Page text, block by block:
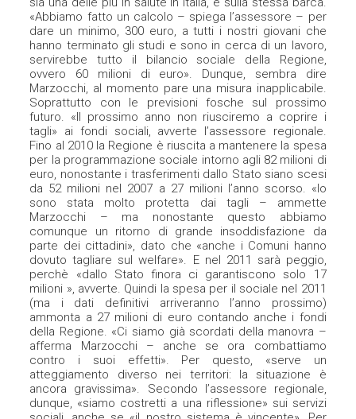
«Abbiamo fatto un calcolo – spiega l’assessore – per
dare un minimo, 300 euro, a tutti i nostri giovani che
hanno terminato gli studi e sono in cerca di un lavoro,
servirebbe tutto il bilancio sociale della Regione,
ovvero 60 milioni di euro». Dunque, sembra dire
Marzocchi, al momento pare una misura inapplicabile.
Soprattutto con le previsioni fosche sul prossimo
futuro. «Il prossimo anno non riusciremo a coprire i
tagli» ai fondi sociali, avverte l’assessore regionale.
Fino al 2010 la Regione è riuscita a mantenere la spesa
per la programmazione sociale intorno agli 82 milioni di
euro, nonostante i trasferimenti dallo Stato siano scesi
da 52 milioni nel 2007 a 27 milioni l’anno scorso. «Io
sono stata molto protetta dai tagli – ammette
Marzocchi – ma nonostante questo abbiamo
comunque un ritorno di grande insoddisfazione da
parte dei cittadini», dato che «anche i Comuni hanno
dovuto tagliare sul welfare». E nel 2011 sarà peggio,
perchè «dallo Stato finora ci garantiscono solo 17
milioni », avverte. Quindi la spesa per il sociale nel 2011
(ma i dati definitivi arriveranno l’anno prossimo)
ammonta a 27 milioni di euro contando anche i fondi
della Regione. «Ci siamo già scordati della manovra –
afferma Marzocchi – anche se ora combattiamo
contro i suoi effetti». Per questo, «serve un
atteggiamento diverso nei territori: la situazione è
ancora gravissima». Secondo l’assessore regionale,
dunque, «siamo costretti a una riflessione» sui servizi